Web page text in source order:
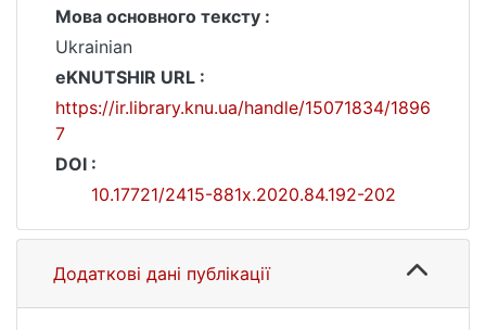
Мова основного тексту :
Ukrainian
eKNUTSHIR URL :
https://ir.library.knu.ua/handle/15071834/1896
7
DOI :
10.17721/2415-881x.2020.84.192-202
Додаткові дані публікації